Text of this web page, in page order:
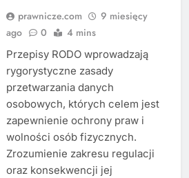
prawnicze.com
9 miesięcy
ago
0 4 mins
Przepisy RODO wprowadzają
rygorystyczne zasady
przetwarzania danych
osobowych, których celem jest
zapewnienie ochrony praw i
wolności osób fizycznych.
Zrozumienie zakresu regulacji
oraz konsekwencji jej